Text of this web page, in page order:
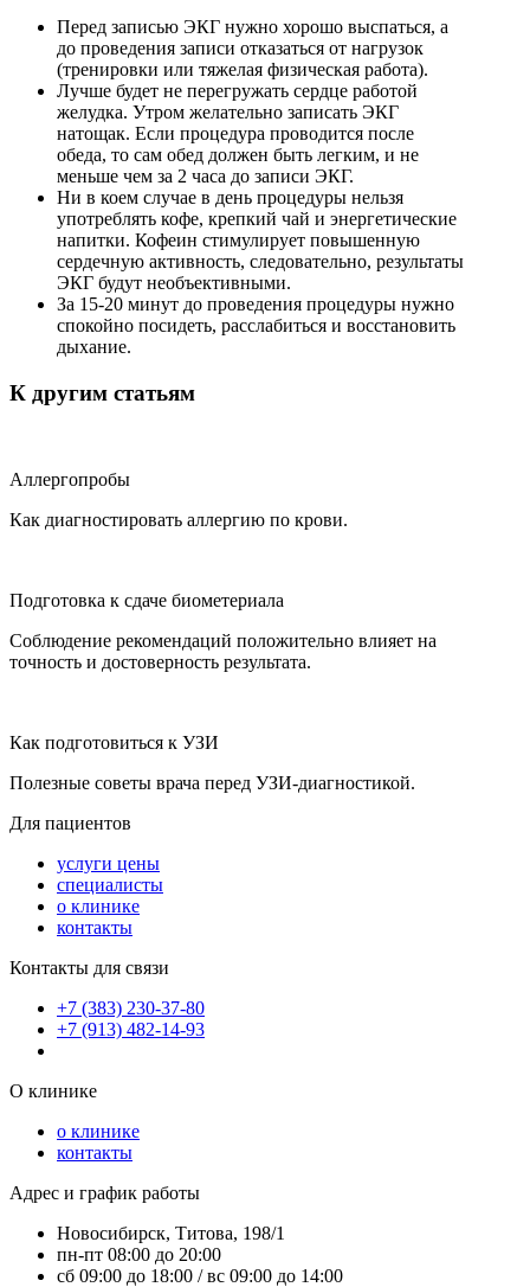
Перед записью ЭКГ нужно хорошо выспаться, а
до проведения записи отказаться от нагрузок
(тренировки или тяжелая физическая работа).
Лучше будет не перегружать сердце работой
желудка. Утром желательно записать ЭКГ
натощак. Если процедура проводится после
обеда, то сам обед должен быть легким, и не
меньше чем за 2 часа до записи ЭКГ.
Ни в коем случае в день процедуры нельзя
употреблять кофе, крепкий чай и энергетические
напитки. Кофеин стимулирует повышенную
сердечную активность, следовательно, результаты
ЭКГ будут необъективными.
За 15-20 минут до проведения процедуры нужно
спокойно посидеть, расслабиться и восстановить
дыхание.
К другим статьям
Аллергопробы
Как диагностировать аллергию по крови.
Подготовка к сдаче биометериала
Соблюдение рекомендаций положительно влияет на
точность и достоверность результата.
Как подготовиться к УЗИ
Полезные советы врача перед УЗИ-диагностикой.
Для пациентов
услуги цены
специалисты
о клинике
контакты
Контакты для связи
+7 (383) 230-37-80
+7 (913) 482-14-93
О клинике
о клинике
контакты
Адрес и график работы
Новосибирск, Титова, 198/1
пн-пт 08:00 до 20:00
сб 09:00 до 18:00 / вс 09:00 до 14:00